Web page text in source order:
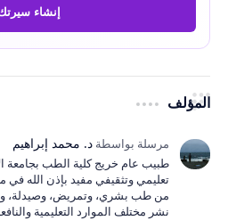
إنشاء
المؤلف
طبيب عام خريج كلية الطب بجامعة
تعليمي وتثقيفي مفيد بإذن الله في
من طب بشري، وتمريض، وصيدلة،
نشر مختلف الموارد التعليمية